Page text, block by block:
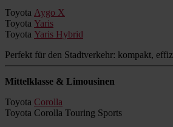
Toyota Aygo X
Toyota Yaris
Toyota Yaris Hybrid
Perfekt für den Stadtverkehr: kompakt,
Mittelklasse & Limousinen
Toyota Corolla
Toyota Corolla Touring Sports